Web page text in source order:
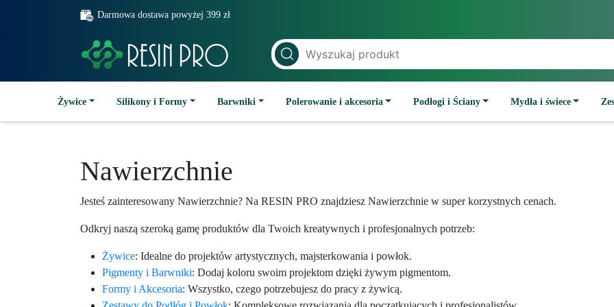
Darmowa dostawa powyżej 399 zł
Żywice Silikony i Formy Barwniki Polerowanie i akcesoria Podłogi i Ściany Mydła i świece
Nawierzchnie
Jesteś zainteresowany Nawierzchnie? Na RESIN PRO znajdziesz Nawierzchnie w super korzystnych cenach.
Odkryj naszą szeroką gamę produktów dla Twoich kreatywnych i profesjonalnych potrzeb:
Żywice: Idealne do projektów artystycznych, majsterkowania i powłok.
Pigmenty i Barwniki: Dodaj koloru swoim projektom dzięki żywym pigmentom.
Formy i Akcesoria: Wszystko, czego potrzebujesz do pracy z żywicą.